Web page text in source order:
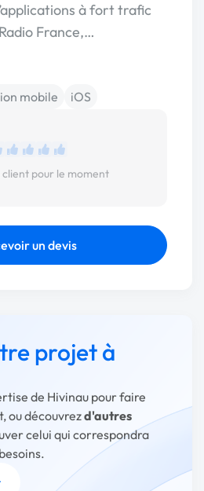
à fort trafic
France,…
mobile iOS
client pour le moment
un devis
projet à
de Hivinau pour faire
ou découvrezd'autres
celui qui correspondra